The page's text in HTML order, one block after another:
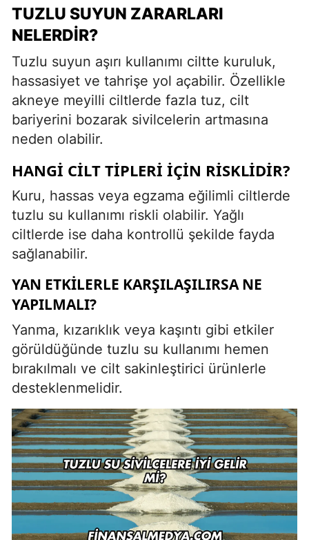
TUZLU SUYUN ZARARLARI
NELERDIR?
Tuzlu suyun aşırı kullanımı ciltte kuruluk,
hassasiyet ve tahrişe yol açabilir. Özellikle
akneye meyilli ciltlerde fazla tuz, cilt
bariyerini bozarak sivilcelerin artmasına
neden olabilir.
HANGI CILT TIPLERI İÇIN RISKLIDIR?
Kuru, hassas veya egzama eğilimli ciltlerde
tuzlu su kullanımı riskli olabilir. Yağlı
ciltlerde ise daha kontrollü şekilde fayda
sağlanabilir.
YAN ETKILERLE KARŞILAŞILIRSA NE
YAPILMALI?
Yanma, kızarıklık veya kaşıntı gibi etkiler
görüldüğünde tuzlu su kullanımı hemen
bırakılmalı ve cilt sakinleştirici ürünlerle
desteklenmelidir.